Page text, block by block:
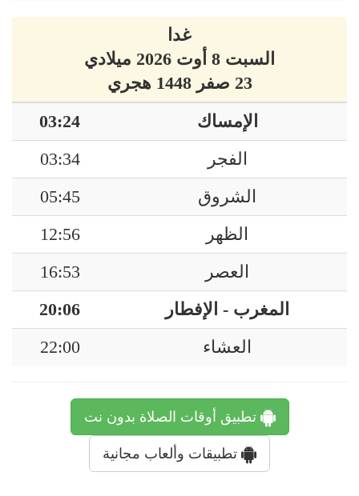
غدا
السبت 8 أوت 2026 ميلادي
23 صفر 1448 هجري
الإمساك
03:24
الفجر
03:34
الشروق
05:45
الظهر
12:56
العصر
16:53
المغرب - الإفطار
20:06
العشاء
22:00
تطبيق أوقات الصلاة بدون نت
تطبيقات وألعاب مجانية